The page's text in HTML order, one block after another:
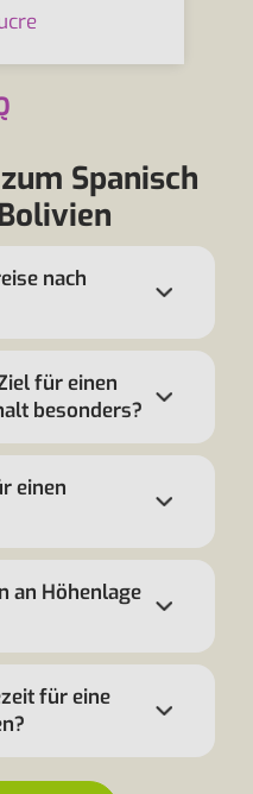
Spanisch
nach
für einen
besonders?
einen
an Höhenlage
für eine